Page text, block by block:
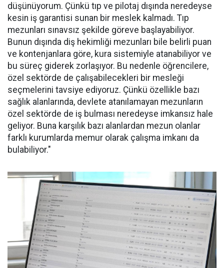
düşünüyorum. Çünkü tıp ve pilotaj dışında neredeyse
kesin iş garantisi sunan bir meslek kalmadı. Tıp
mezunları sınavsız şekilde göreve başlayabiliyor.
Bunun dışında diş hekimliği mezunları bile belirli puan
ve kontenjanlara göre, kura sistemiyle atanabiliyor ve
bu süreç giderek zorlaşıyor. Bu nedenle öğrencilere,
özel sektörde de çalışabilecekleri bir mesleği
seçmelerini tavsiye ediyoruz. Çünkü özellikle bazı
sağlık alanlarında, devlete atanılamayan mezunların
özel sektörde de iş bulması neredeyse imkansız hale
geliyor. Buna karşılık bazı alanlardan mezun olanlar
farklı kurumlarda memur olarak çalışma imkanı da
bulabiliyor."